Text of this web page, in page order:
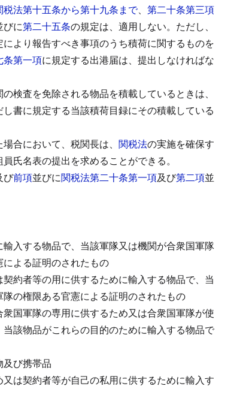
税法第十五条から第十九条まで、 第二十条第三項
びに第二十五条の規定は、適用しない。 ただし、
により報告すべき事項のうち積荷に関するものを
条第一項に規定する出港届は、提出しなければな
検査を免除される物品を積載しているときは、
し書に規定する当該積荷目録にその積載している
合において、税関長は、 関税法の実施を確保す
氏名表の提出を求めることができる。
び前項並びに関税法第二十条第一項及び第二項並
入する物品で、当該軍隊又は機関が合衆国軍隊
よる証明のされたもの
約者等の用に供するために輸入する物品で、当
の権限ある官憲による証明のされたもの
国軍隊の専用に供するため又は合衆国軍隊が使
該物品がこれらの目的のために輸入する物品で
び携帯品
は契約者等が自己の私用に供するために輸入す